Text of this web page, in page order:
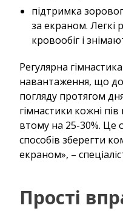
підтримка
за екраном.
кровообіг і
Регулярна
навантаження, що
погляду протягом
гімнастики кожні
втому на 25-30%. Це
способів зберегти
екраном», –
Прості